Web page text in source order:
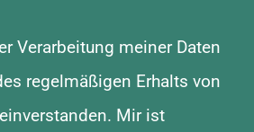
Verarbeitung meiner Daten
regelmäßigen Erhalts von
Mir ist